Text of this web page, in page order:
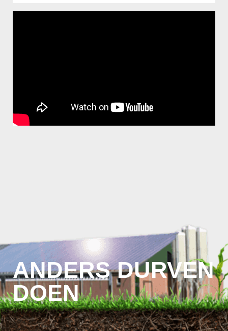
ANDERS DURVEN
DOEN